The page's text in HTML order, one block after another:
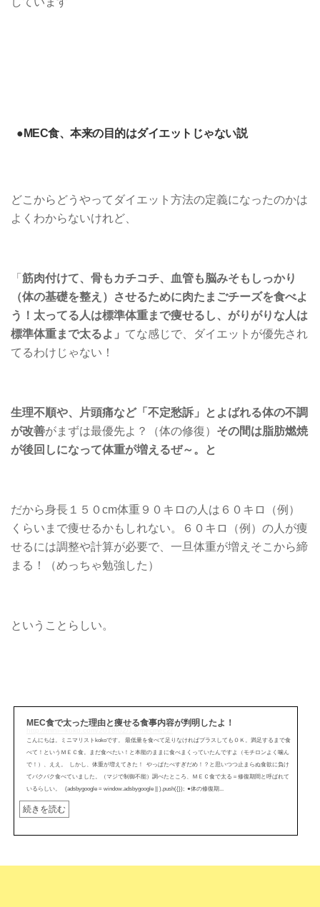
●MEC食、本来の目的はダイエットじゃない説
どこからどうやってダイエット方法の定義になったのかは
よくわからないけれど、
「 筋肉付けて、骨もカチコチ、血管も脳みそもしっかり
（体の基礎を整え）させるために肉たまごチーズを食べよ
う！太ってる人は標準体重まで痩せるし、がりがりな人は
標準体重まで太るよ」 てな感じで、ダイエットが優先され
てるわけじゃない！
生理不順や、片頭痛など「不定愁訴」とよばれる体の不調
が改善がまずは最優先よ？（体の修復） その間は脂肪燃焼
が後回しになって体重が増えるぜ～。と
だから身長１５０cm体重９０キロの人は６０キロ（例）
くらいまで痩せるかもしれない。６０キロ（例）の人が痩
せるには調整や計算が必要で、一旦体重が増えそこから締
まる！（めっちゃ勉強した）
ということらしい。
MEC食で太った理由と痩せる食事内容が判明したよ！
こんにちは。ミニマリストkokoです。 最低量を食べて足りなければプラスしてもＯＫ。満足するまで食
べて！というＭＥＣ食。まだ食べたい！と本能のままに食べまくっていたんですよ（モチロンよく噛ん
で！）、ええ。 しかし、体重が増えてきた！ やっぱたべすぎだめ！？と思いつつ止まらぬ食欲に負け
てバクバク食べていました。（マジで制御不能）調べたところ、ＭＥＣ食で太る＝修復期間と呼ばれて
いるらしい。 (adsbygoogle = window.adsbygoogle || ).push({}); ●体の修復期...
続きを読む